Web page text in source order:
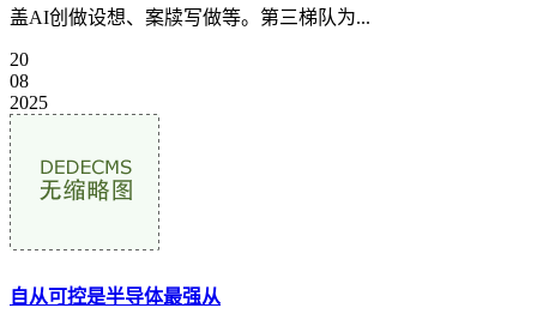
盖AI创做设想、案牍写做等。第三梯队为...
20
08
2025
自从可控是半导体最强从